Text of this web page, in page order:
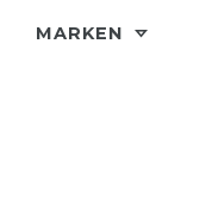
MARKEN